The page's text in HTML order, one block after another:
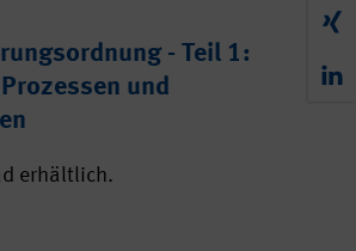
- Teil 1:
und
erhältlich.